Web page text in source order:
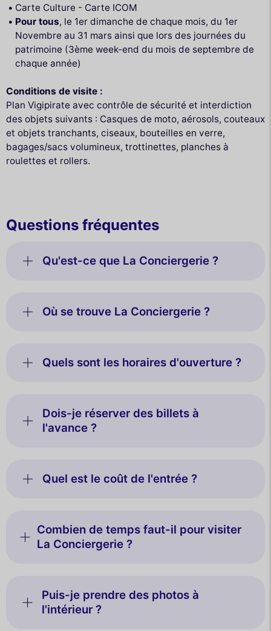
Carte Culture - Carte ICOM
Pour tous, le 1er dimanche de chaque mois, du 1er
Novembre au 31 mars ainsi que lors des journées du
patrimoine (3ème week-end du mois de septembre de
chaque année)
Conditions de visite :
Plan Vigipirate avec contrôle de sécurité et interdiction
des objets suivants : Casques de moto, aérosols, couteaux
et objets tranchants, ciseaux, bouteilles en verre,
bagages/sacs volumineux, trottinettes, planches à
roulettes et rollers.
Questions fréquentes
Qu'est-ce que La Conciergerie ?
Où se trouve La Conciergerie ?
Quels sont les horaires d'ouverture ?
Dois-je réserver des billets à
l'avance ?
Quel est le coût de l'entrée ?
Combien de temps faut-il pour visiter
La Conciergerie ?
Puis-je prendre des photos à
l'intérieur ?